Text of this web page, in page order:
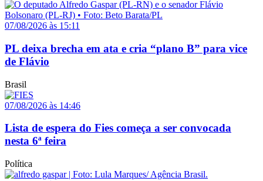
07/08/2026 às 15:11
PL deixa brecha em ata e cria “plano B” para vice
de Flávio
Brasil
07/08/2026 às 14:46
Lista de espera do Fies começa a ser convocada
nesta 6ª feira
Política